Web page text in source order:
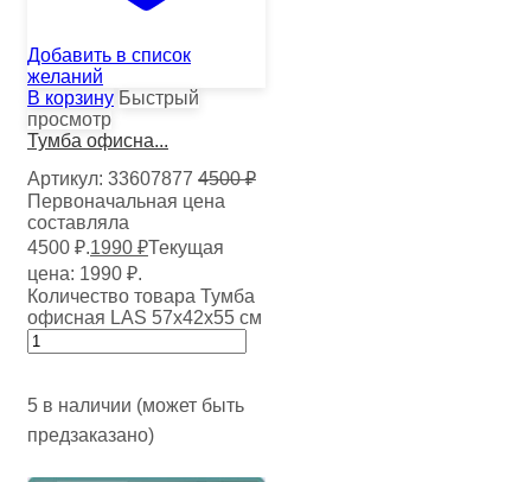
Добавить в список
желаний
В корзину Быстрый
просмотр
Тумба офисна...
Артикул: 33607877 4500₽
Первоначальная цена
составляла
4500 ₽.1990 ₽Текущая
цена: 1990 ₽.
Количество товара Тумба
офисная LAS 57х42х55 см
5 в наличии (может быть
предзаказано)